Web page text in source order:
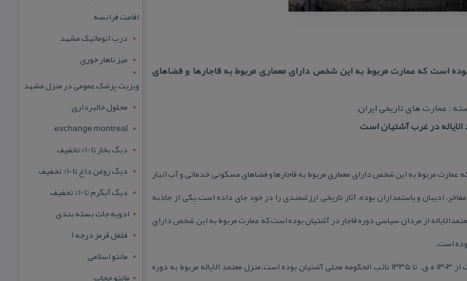
است كه عمارت مربوط به این شخص دارای معماری مربوط به قاجارها و فضاهای
: عمارت های تاریخی ایران
در غرب آشتیان است
عمارت مربوط به این شخص دارای معماری مربوط به قاجارها و فضاهای مسكونی خدماتی و آب انبار
ادیبان و یاستمداران بوده، آثار تاریخی ارزشمندی را در خود جای داده است.یكی از جاذبه
از مردان سیاسی دوره قاجار در آشتیان بوده است كه عمارت مربوط به این شخص دارای
است.
مقرب الخاقان معتمد السطان محمد رفیع خان ملقب الایاله بزرگ از ۱۳۰۳ ه.ق. تا ۱۳۳۵ نائب الحكومه محلی آشتیان بوده است.منزل معتمد الایاله مربوط به دوره
اقامت فرانسه
درب اتوماتیک مشهد
میز ناهار خوری
ویزیت پزشک عمومی در منزل مشهد
محلول خالبرداری
exchange montreal
دیگ بخار تا 10% تخفیف
دیگ روغن داغ تا 10% تخفیف
دیگ آبگرم تا 10% تخفیف
ادویه جات بسته بندی
فلفل قرمز درجه 1
مانتو اسلامی
مانتو حجاب